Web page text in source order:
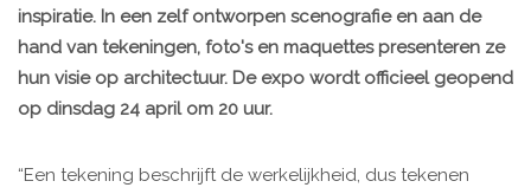
inspiratie. In een zelf ontworpen scenografie en aan de
hand van tekeningen, foto's en maquettes presenteren ze
hun visie op architectuur. De expo wordt officieel geopend
op dinsdag 24 april om 20 uur.
“Een tekening beschrijft de werkelijkheid, dus tekenen